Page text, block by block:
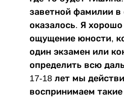
заветной фамилии в
оказалось. Я
ощущение юности,
один экзамен или
определить всю
17-18 лет мы
воспринимаем